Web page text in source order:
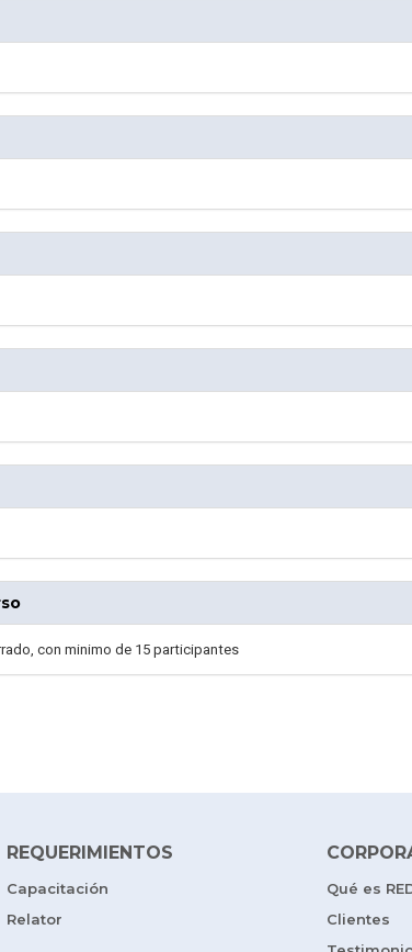
con minimo de 15 participantes
REQUERIMIENTOS
Capacitación
Relator
Qué es
Clientes